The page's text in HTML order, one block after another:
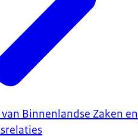
Binnenlandse Zaken en